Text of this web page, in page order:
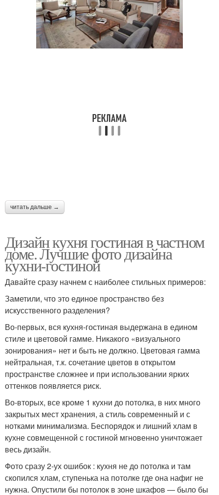
читать дальше →
Дизайн кухня гостиная в частном
доме. Лучшие фото дизайна
кухни-гостиной
Давайте сразу начнем с наиболее стильных примеров:
Заметили, что это единое пространство без
искусственного разделения?
Во-первых, вся кухня-гостиная выдержана в едином
стиле и цветовой гамме. Никакого «визуального
зонирования» нет и быть не должно. Цветовая гамма
нейтральная, т.к. сочетание цветов в открытом
пространстве сложнее и при использовании ярких
оттенков появляется риск.
Во-вторых, все кроме 1 кухни до потолка, в них много
закрытых мест хранения, а стиль современный и с
нотками минимализма. Беспорядок и лишний хлам в
кухне совмещенной с гостиной мгновенно уничтожает
весь дизайн.
Фото сразу 2-ух ошибок : кухня не до потолка и там
скопился хлам, ступенька на потолке где она нафиг не
нужна. Опустили бы потолок в зоне шкафов — было бы